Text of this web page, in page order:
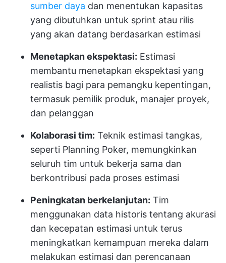
sumber daya dan menentukan kapasitas
yang dibutuhkan untuk sprint atau rilis
yang akan datang berdasarkan estimasi
Menetapkan ekspektasi: Estimasi
membantu menetapkan ekspektasi yang
realistis bagi para pemangku kepentingan,
termasuk pemilik produk, manajer proyek,
dan pelanggan
Kolaborasi tim: Teknik estimasi tangkas,
seperti Planning Poker, memungkinkan
seluruh tim untuk bekerja sama dan
berkontribusi pada proses estimasi
Peningkatan berkelanjutan: Tim
menggunakan data historis tentang akurasi
dan kecepatan estimasi untuk terus
meningkatkan kemampuan mereka dalam
melakukan estimasi dan perencanaan